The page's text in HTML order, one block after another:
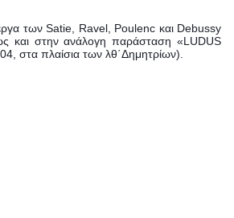
των Satie, Ravel, Poulenc και Debussy
και στην ανάλογη παράσταση «LUDUS
στα πλαίσια των λθ΄Δημητρίων).